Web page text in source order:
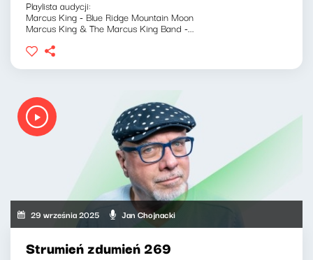
Playlista audycji:
Marcus King - Blue Ridge Mountain Moon
Marcus King & The Marcus King Band -...
29 września 2025 Jan Chojnacki
Strumień zdumień 269